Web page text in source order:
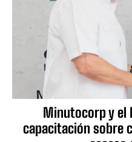
Minutocorp y el
capacitación sobre